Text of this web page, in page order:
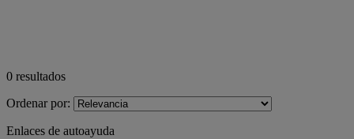
0 resultados
Ordenar por:
Enlaces de autoayuda